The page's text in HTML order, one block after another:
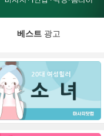
베스트광고